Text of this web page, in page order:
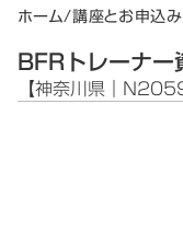
ホーム/講座とお申込み
BFRトレーナ
【神奈川県｜